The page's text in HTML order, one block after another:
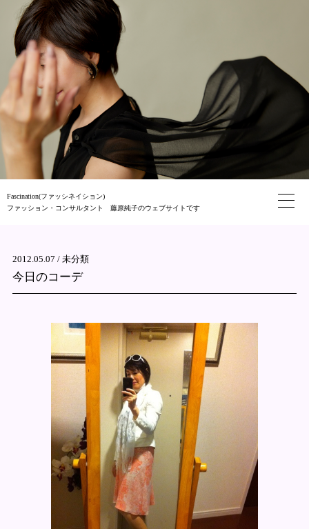
Fascination(ファッシネイション)
ファッション・コンサルタント 藤原純子のウェブサイトです
2012.05.07 / 未分類
今日のコーデ